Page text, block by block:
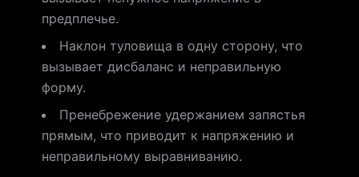
предплечье.
Наклон туловища в одну сторону, что
вызывает дисбаланс и неправильную
форму.
Пренебрежение удержанием запястья
прямым, что приводит к напряжению и
неправильному выравниванию.